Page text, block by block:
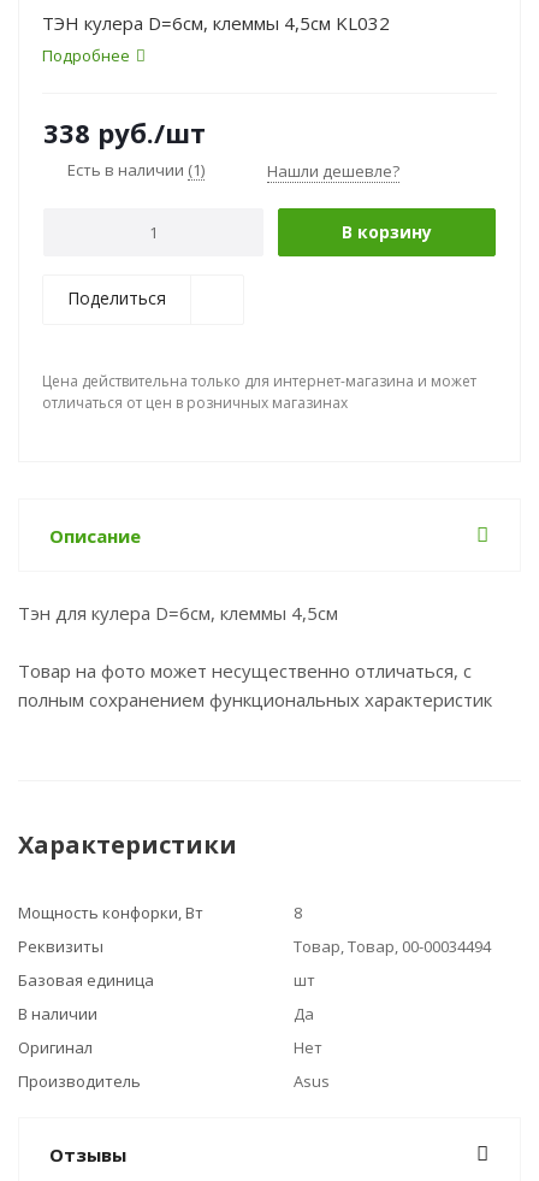
ТЭН кулера D=6см, клеммы 4,5см KL032
Подробнее
338 руб./шт
Есть в наличии (1) Нашли дешевле?
В корзину
Поделиться
Цена действительна только для интернет-магазина и может
отличаться от цен в розничных магазинах
Описание
Тэн для кулера D=6см, клеммы 4,5см
Товар на фото может несущественно отличаться, с
полным сохранением функциональных характеристик
Характеристики
Мощность конфорки, Вт
8
Реквизиты
Товар, Товар, 00-00034494
Базовая единица
шт
В наличии
Да
Оригинал
Нет
Производитель
Asus
Отзывы